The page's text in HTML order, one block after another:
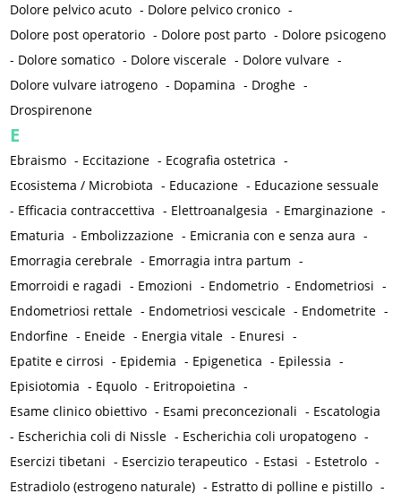
Dolore pelvico acuto - Dolore pelvico cronico -
Dolore post operatorio - Dolore post parto - Dolore psicogeno
- Dolore somatico - Dolore viscerale - Dolore vulvare -
Dolore vulvare iatrogeno - Dopamina - Droghe -
Drospirenone
E
Ebraismo - Eccitazione - Ecografia ostetrica -
Ecosistema / Microbiota - Educazione - Educazione sessuale
- Efficacia contraccettiva - Elettroanalgesia - Emarginazione -
Ematuria - Embolizzazione - Emicrania con e senza aura -
Emorragia cerebrale - Emorragia intra partum -
Emorroidi e ragadi - Emozioni - Endometrio - Endometriosi -
Endometriosi rettale - Endometriosi vescicale - Endometrite -
Endorfine - Eneide - Energia vitale - Enuresi -
Epatite e cirrosi - Epidemia - Epigenetica - Epilessia -
Episiotomia - Equolo - Eritropoietina -
Esame clinico obiettivo - Esami preconcezionali - Escatologia
- Escherichia coli di Nissle - Escherichia coli uropatogeno -
Esercizi tibetani - Esercizio terapeutico - Estasi - Estetrolo -
Estradiolo (estrogeno naturale) - Estratto di polline e pistillo -